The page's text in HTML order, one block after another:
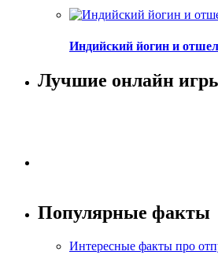
Индийский йогин и
Лучшие онлайн
Популярные факты
Интересные факты про